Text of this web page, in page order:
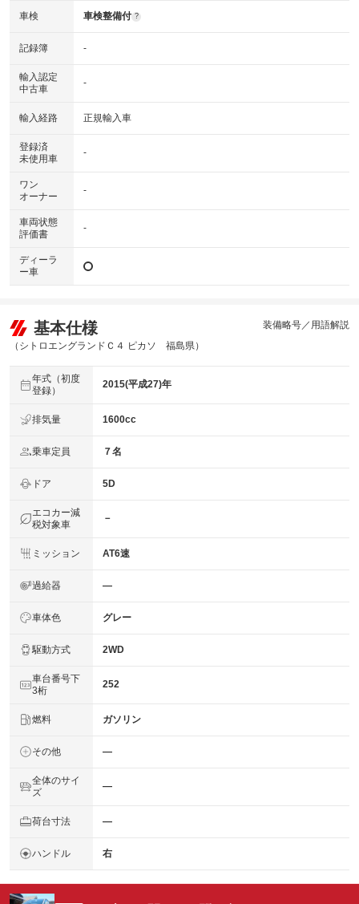
車検 車検整備付 ?
記録簿 -
輸入認定
中古車
-
輸入経路 正規輸入車
登録済
未使用車
-
ワン
オーナー
-
車両状態
評価書
-
ディーラ
ー車
基本仕様
（シトロエングランドＣ４ ピカソ 福島県）
装備略号／用語解説
年式（初度
登録）
2015(平成27)年
排気量 1600cc
乗車定員 ７名
ドア 5D
エコカー減
税対象車
－
ミッション AT6速
過給器 ―
車体色 グレー
駆動方式 2WD
車台番号下
3桁
252
燃料 ガソリン
その他 ―
全体のサイ
ズ
―
荷台寸法 ―
ハンドル 右